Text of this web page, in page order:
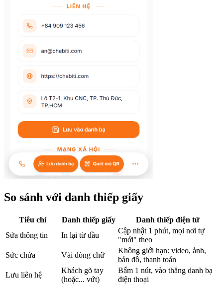
So sánh với danh thiếp giấy
Tiêu chí Danh thiếp giấy
Danh thiếp điện tử
Sửa thông tin
In lại từ đầu
Cập nhật 1 phút, mọi nơi tự
"mới" theo
Sức chứa
Vài dòng chữ
Không giới hạn: video, ảnh,
bản đồ, thanh toán
Lưu liên hệ
Khách gõ tay
(hoặc... vứt)
Bấm 1 nút, vào thẳng danh bạ
điện thoại